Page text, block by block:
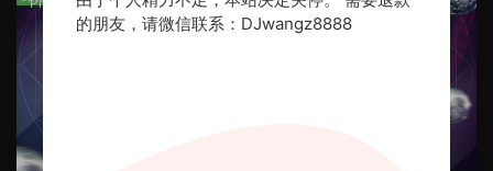
的朋友，请微信联系：DJwangz8888